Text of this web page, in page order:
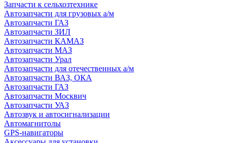
Запчасти к сельхозтехнике
Автозапчасти для грузовых а/м
Автозапчасти ГАЗ
Автозапчасти ЗИЛ
Автозапчасти КАМАЗ
Автозапчасти МАЗ
Автозапчасти Урал
Автозапчасти для отечественных а/м
Автозапчасти ВАЗ, ОКА
Автозапчасти ГАЗ
Автозапчасти Москвич
Автозапчасти УАЗ
Автозвук и автосигнализации
Автомагнитолы
GPS-навигаторы